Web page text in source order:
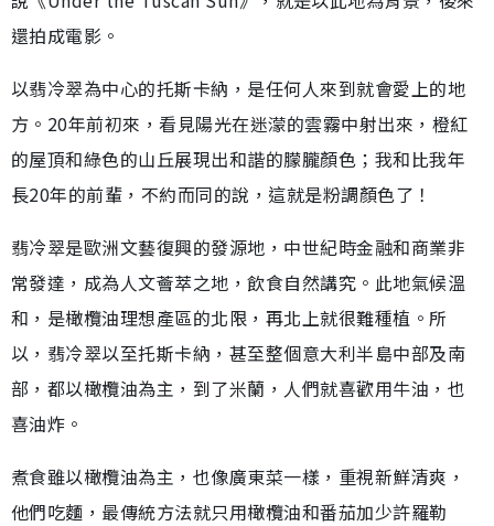
還拍成電影。
以翡冷翠為中心的托斯卡納，是任何人來到就會愛上的地
方。20年前初來，看見陽光在迷濛的雲霧中射出來，橙紅
的屋頂和綠色的山丘展現出和諧的朦朧顏色；我和比我年
長20年的前輩，不約而同的說，這就是粉調顏色了！
翡冷翠是歐洲文藝復興的發源地，中世紀時金融和商業非
常發達，成為人文薈萃之地，飲食自然講究。此地氣候溫
和，是橄欖油理想產區的北限，再北上就很難種植。所
以，翡冷翠以至托斯卡納，甚至整個意大利半島中部及南
部，都以橄欖油為主，到了米蘭，人們就喜歡用牛油，也
喜油炸。
煮食雖以橄欖油為主，也像廣東菜一樣，重視新鮮清爽，
他們吃麵，最傳統方法就只用橄欖油和番茄加少許羅勒